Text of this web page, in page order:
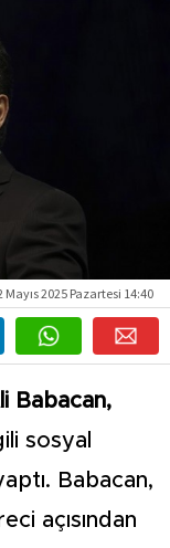
Mayıs 2025 Pazartesi 14:40
Babacan,
sosyal
Babacan,
açısından